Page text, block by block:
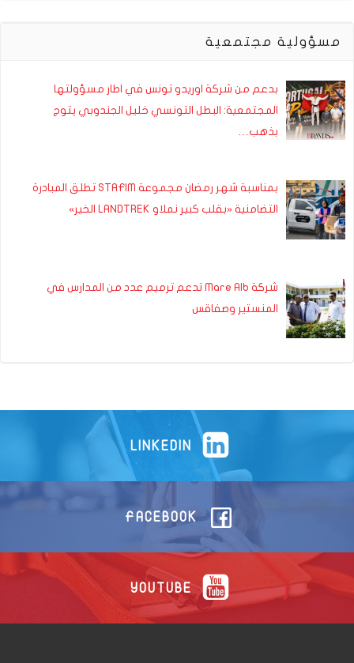
مسؤولية مجتمعية
بدعم من شركة اوريدو تونس في اطار مسؤولتها
المجتمعية: البطل التونسي خليل الجندوبي يتوج
بذهب…
بمناسبة شهر رمضان مجموعة STAFIM تطلق المبادرة
التضامنية «بقلب كبير نملاو LANDTREK الخير»
شركة Mare Alb تدعم ترميم عدد من المدارس في
المنستير وصفاقس
LINKEDIN
FACEBOOK
YOUTUBE